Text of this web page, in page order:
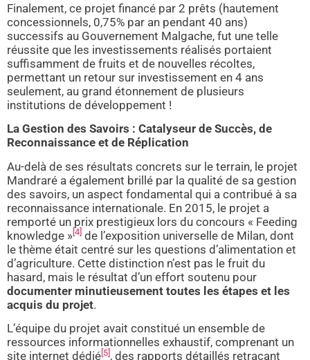
Finalement, ce projet financé par 2 prêts (hautement
concessionnels, 0,75% par an pendant 40 ans)
successifs au Gouvernement Malgache, fut une telle
réussite que les investissements réalisés portaient
suffisamment de fruits et de nouvelles récoltes,
permettant un retour sur investissement en 4 ans
seulement, au grand étonnement de plusieurs
institutions de développement !
La Gestion des Savoirs : Catalyseur de Succès, de
Reconnaissance et de Réplication
Au-delà de ses résultats concrets sur le terrain, le projet
Mandraré a également brillé par la qualité de sa gestion
des savoirs, un aspect fondamental qui a contribué à sa
reconnaissance internationale. En 2015, le projet a
remporté un prix prestigieux lors du concours « Feeding
knowledge » [4] de l’exposition universelle de Milan, dont
le thème était centré sur les questions d’alimentation et
d’agriculture. Cette distinction n’est pas le fruit du
hasard, mais le résultat d’un effort soutenu pour
documenter minutieusement toutes les étapes et les
acquis du projet.
L’équipe du projet avait constitué un ensemble de
ressources informationnelles exhaustif, comprenant un
site internet dédié[5], des rapports détaillés retraçant